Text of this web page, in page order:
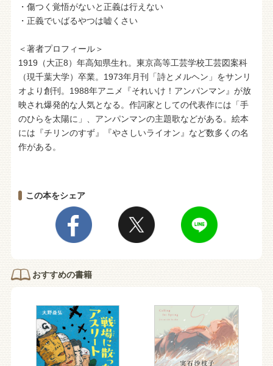
・傷つく覚悟がないと正義は行えない
・正義でいばるやつは嘘くさい
＜著者プロフィール＞
1919（大正8）年高知県生れ。東京高等工芸学校工芸図案科
（現千葉大学）卒業。1973年月刊「詩とメルヘン」をサンリ
オより創刊。1988年アニメ『それいけ！アンパンマン』が放
映され爆発的な人気となる。作詞家としての代表作には「手
のひらを太陽に」、アンパンマンの主題歌などがある。絵本
には『チリンのすず』『やさしいライオン』など数多くの名
作がある。
この本をシェア
おすすめの書籍